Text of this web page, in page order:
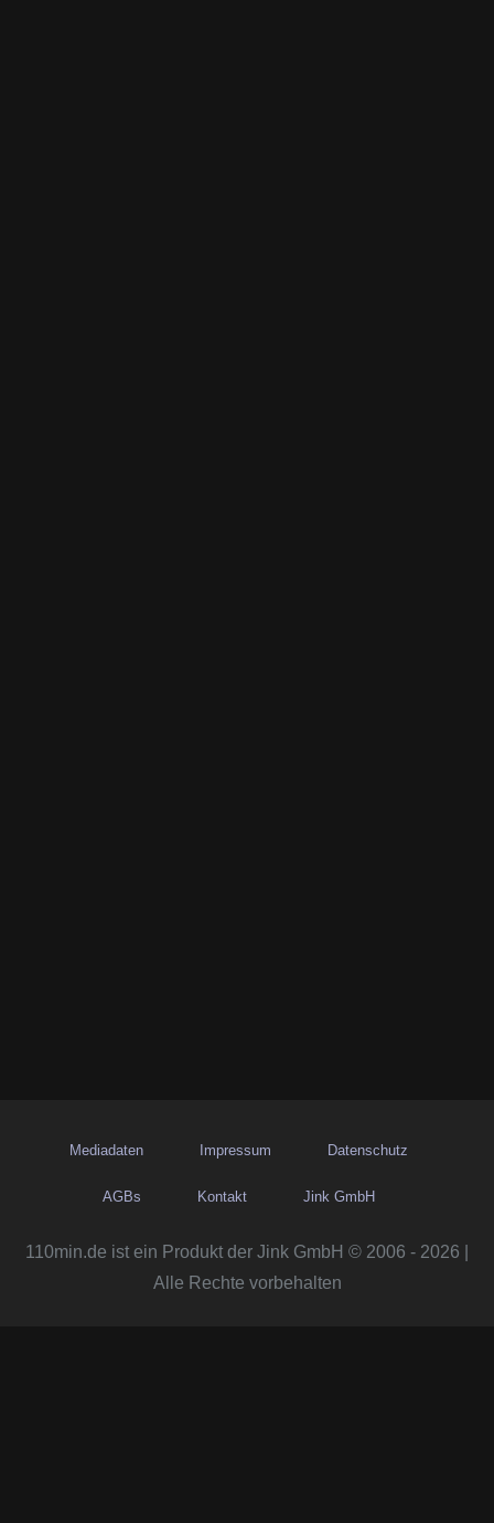
Mediadaten Impressum Datenschutz
AGBs Kontakt Jink GmbH
110min.de ist ein Produkt der Jink GmbH © 2006 - 2026 |
Alle Rechte vorbehalten